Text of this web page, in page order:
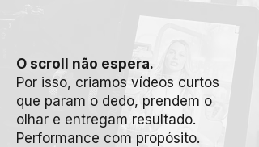
O scroll não espera.
Por isso, criamos vídeos curtos
que param o dedo, prendem o
olhar e entregam resultado.
Performance com propósito.